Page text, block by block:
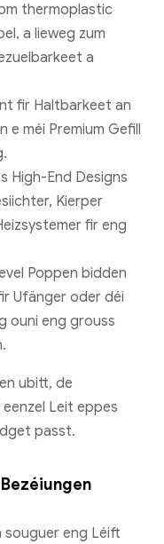
thermoplastic
a lieweg zum
a
fir Haltbarkeet an
e méi Premium Gefill
High-End Designs
Kierper
fir eng
Poppen bidden
Ufänger oder déi
ouni eng grouss
ubitt, de
Leit eppes
passt.
souguer eng Léift